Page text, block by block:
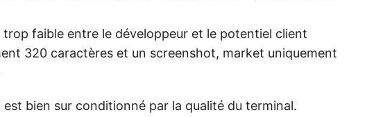
faible entre le développeur et le potentiel client
320 caractères et un screenshot, market uniquement
est bien sur conditionné par la qualité du terminal.